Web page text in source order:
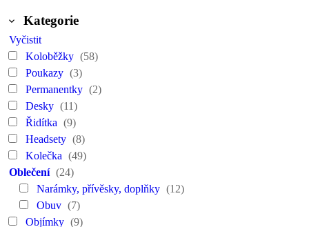
Kategorie
Vyčistit
Koloběžky (58)
Poukazy (3)
Permanentky (2)
Desky (11)
Řidítka (9)
Headsety (8)
Kolečka (49)
Oblečení (24)
Narámky, přívěsky, doplňky (12)
Obuv (7)
Objímky (9)